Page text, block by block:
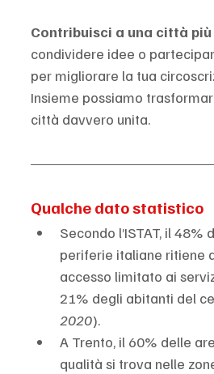
Contribuisci a una città
condividere idee o
per migliorare la tua
Insieme possiamo
città davvero unita.
Qualche dato statistico
Secondo l’ISTAT, il
periferie italiane ritiene
accesso limitato ai
21% degli abitanti del
2020).
A Trento, il 60% delle
qualità si trova nelle